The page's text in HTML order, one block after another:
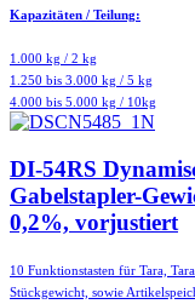
Kapazitäten / Teilung:
1.000 kg / 2 kg
1.250 bis 3.000 kg / 5 kg
4.000 bis 5.000 kg / 10kg
DI-54RS
Gabelstapler-
0,2%, vorjustiert
10 Funktionstasten für Tara,
Stückgewicht, sowie